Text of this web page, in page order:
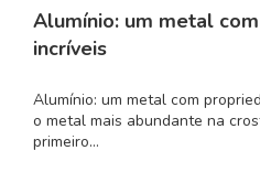
Alumínio: um metal
incríveis
Alumínio: um metal com
o metal mais abundante na
primeiro…